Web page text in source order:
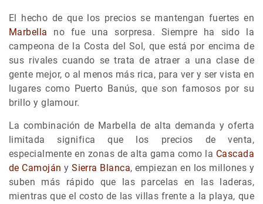
El hecho de que los precios se mantengan fuertes en
Marbella no fue una sorpresa. Siempre ha sido la
campeona de la Costa del Sol, que está por encima de
sus rivales cuando se trata de atraer a una clase de
gente mejor, o al menos más rica, para ver y ser vista en
lugares como Puerto Banús, que son famosos por su
brillo y glamour.
La combinación de Marbella de alta demanda y oferta
limitada significa que los precios de venta,
especialmente en zonas de alta gama como la Cascada
de Camoján ySierra Blanca, empiezan en los millones y
suben más rápido que las parcelas en las laderas,
mientras que el costo de las villas frente a la playa, que